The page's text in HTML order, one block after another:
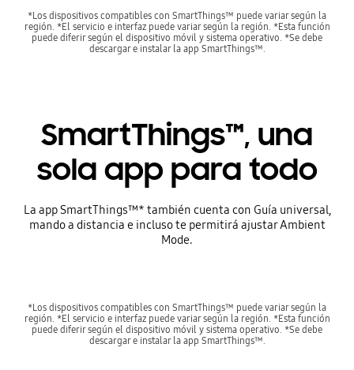
*Los dispositivos compatibles con SmartThings™ puede variar según la
región. *El servicio e interfaz puede variar según la región. *Esta función
puede diferir según el dispositivo móvil y sistema operativo. *Se debe
descargar e instalar la app SmartThings™.
SmartThings™, una
sola app para todo
La app SmartThings™* también cuenta con Guía universal,
mando a distancia e incluso te permitirá ajustar Ambient
Mode.
*Los dispositivos compatibles con SmartThings™ puede variar según la
región. *El servicio e interfaz puede variar según la región. *Esta función
puede diferir según el dispositivo móvil y sistema operativo. *Se debe
descargar e instalar la app SmartThings™.